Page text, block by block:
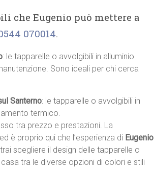
che Eugenio può mettere a
070014.
: le tapparelle o avvolgibili in alluminio
Sono ideali per chi cerca
Santerno: le tapparelle o avvolgibili in
termico.
tra prezzo e prestazioni. La
è proprio qui che l’esperienza di Eugenio
scegliere il design delle tapparelle o
tra le diverse opzioni di colori e stili